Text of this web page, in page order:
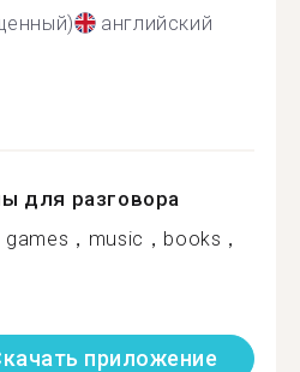
английский
для разговора
，music，books，
приложение